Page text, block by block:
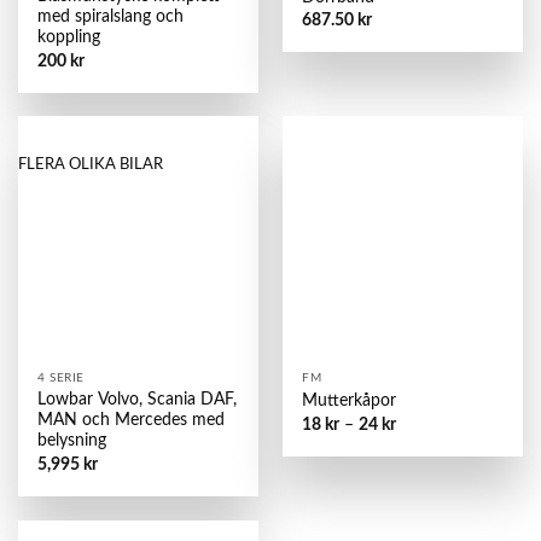
med spiralslang och
koppling
200 kr
687.50 kr
FLERA OLIKA BILAR
4 SERIE
Lowbar Volvo, Scania DAF,
MAN och Mercedes med
belysning
5,995 kr
FM
Mutterkåpor
18 kr–24 kr